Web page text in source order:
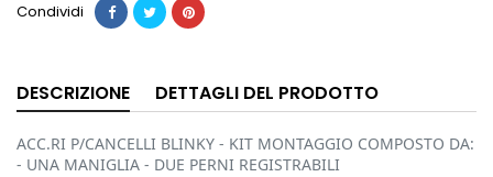
Condividi
DESCRIZIONE DETTAGLI DEL PRODOTTO
ACC.RI P/CANCELLI BLINKY - KIT MONTAGGIO COMPOSTO DA:
- UNA MANIGLIA - DUE PERNI REGISTRABILI